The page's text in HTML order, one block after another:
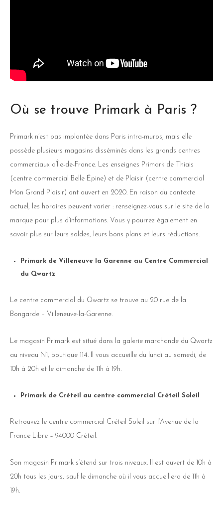
Où se trouve Primark à Paris ?
Primark n’est pas implantée dans Paris intra-muros, mais elle
possède plusieurs magasins disséminés dans les grands centres
commerciaux d’Île-de-France. Les enseignes Primark de Thiais
(centre commercial Belle Épine) et de Plaisir (centre commercial
Mon Grand Plaisir) ont ouvert en 2020. En raison du contexte
actuel, les horaires peuvent varier : renseignez-vous sur le site de la
marque pour plus d’informations. Vous y pourrez également en
savoir plus sur leurs soldes, leurs bons plans et leurs réductions.
Primark de Villeneuve la Garenne au Centre Commercial
du Qwartz
Le centre commercial du Qwartz se trouve au 20 rue de la
Bongarde – Villeneuve-la-Garenne.
Le magasin Primark est situé dans la galerie marchande du Qwartz
au niveau N1, boutique 114. Il vous accueille du lundi au samedi, de
10h à 20h et le dimanche de 11h à 19h.
Primark de Créteil au centre commercial Créteil Soleil
Retrouvez le centre commercial Créteil Soleil sur l’Avenue de la
France Libre – 94000 Créteil.
Son magasin Primark s’étend sur trois niveaux. Il est ouvert de 10h à
20h tous les jours, sauf le dimanche où il vous accueillera de 11h à
19h.